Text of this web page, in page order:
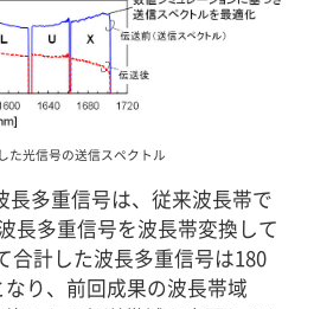
た光信号の送信スペクトル
長多重信号は、従来波長帯で
長多重信号を波長帯変換して
合計した波長多重信号は180
り、前回成果の波長帯域